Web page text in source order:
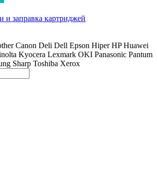
и заправка картриджей
Canon Deli Dell Epson Hiper HP Huawei
Kyocera Lexmark OKI Panasonic Pantum
Sharp Toshiba Xerox